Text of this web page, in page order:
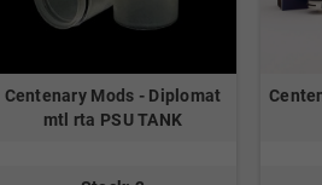
Centenary Mods - Diplomat
mtl rta PSU TANK